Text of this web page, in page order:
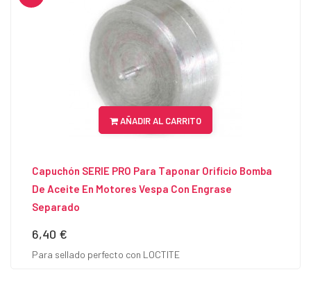
AÑADIR AL CARRITO
Capuchón SERIE PRO Para Taponar Orificio Bomba
De Aceite En Motores Vespa Con Engrase
Separado
Precio
6,40 €
Para sellado perfecto con LOCTITE